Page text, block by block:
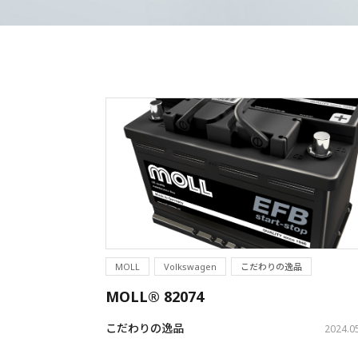
MOLL Volkswagen こだわりの逸品
MOLL® 82074
こだわりの逸品